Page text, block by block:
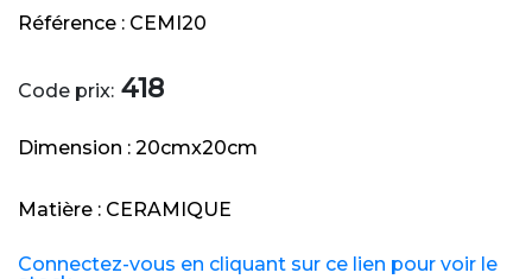
Référence : CEMI20
Code prix: 418
Dimension : 20cmx20cm
Matière : CERAMIQUE
Connectez-vous en cliquant sur ce lien pour voir le